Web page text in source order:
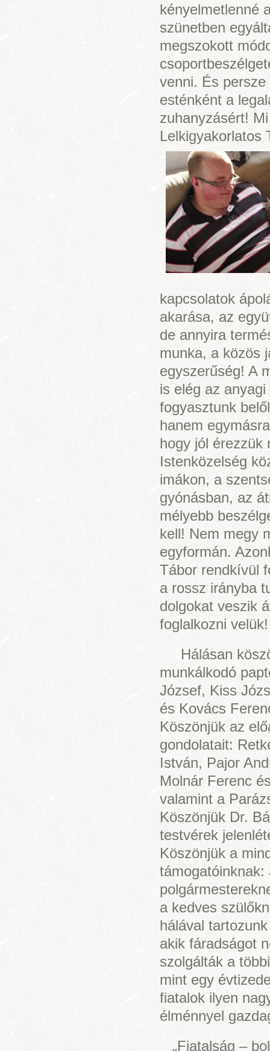
kényelmetlenné
szünetben
megszokott
venni. És
esténként a
zuhanyzásért!
Lelkigyakorlatos
kapcsolatok
akarása, az
de annyira
munka, a közös
egyszerűség! A
is elég az
fogyasztunk
hanem
hogy jól érezzük
Istenközelség
imákon, a
gyónásban, az
mélyebb
kell! Nem megy
egyformán.
Tábor rendkívül
a rossz irányba
dolgokat veszik
foglalkozni
Hálásan
munkálkodó
József, Kiss
és Kovács
Köszönjük az
gondolatait:
István, Pajor
Molnár Ferenc
valamint a
Köszönjük Dr.
testvérek
Köszönjük a
támogatóinknak:
a kedves
hálával
akik fáradságot
szolgálták a
mint egy
fiatalok ilyen
élménnyel
„Fiatalság –